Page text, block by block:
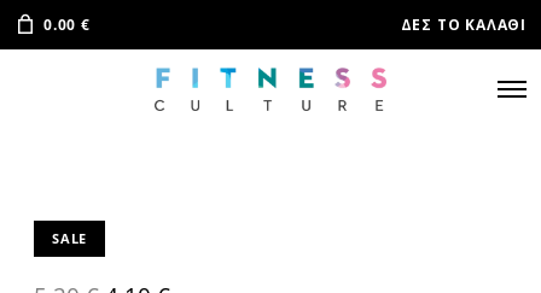
0.00 € ΔΕΣ ΤΟ ΚΑΛΆΘΙ
SALE